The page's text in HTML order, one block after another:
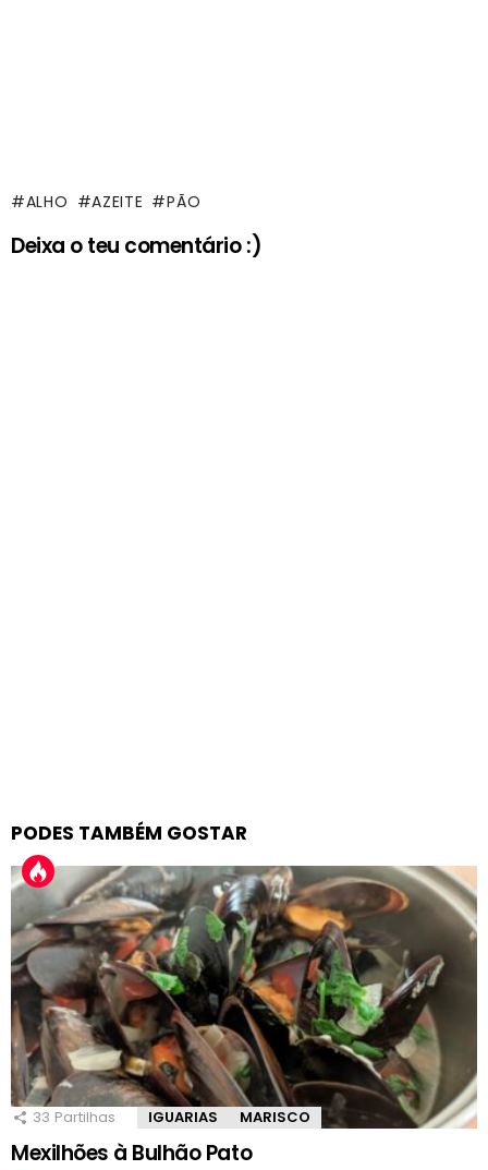
ALHO AZEITE PÃO
Deixa o teu comentário :)
PODES TAMBÉM GOSTAR
33 Partilhas IGUARIAS MARISCO
Mexilhões à Bulhão Pato